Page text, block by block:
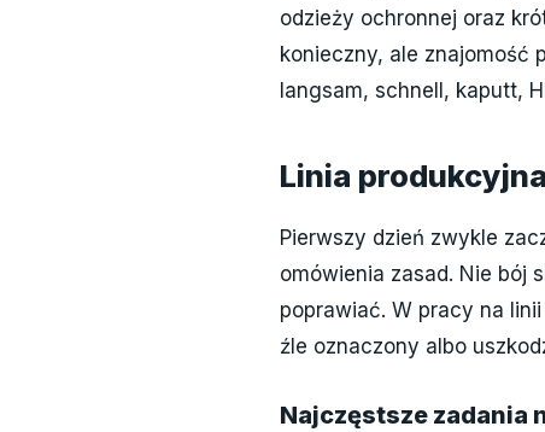
odzieży ochronnej oraz
konieczny, ale znajomość
langsam, schnell, kaputt,
Linia
Pierwszy dzień zwykle
omówienia zasad. Nie bój
poprawiać. W pracy na
źle oznaczony albo
Najczęstsze zadania